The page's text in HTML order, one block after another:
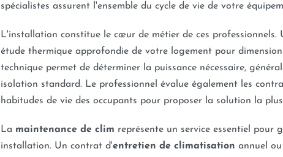
spécialistes assurent l'ensemble du cycle de vie de votre
L'installation constitue le cœur de métier de ces
étude thermique approfondie de votre logement pour
technique permet de déterminer la puissance nécessaire,
isolation standard. Le professionnel évalue également les
habitudes de vie des occupants pour proposer la solution la
La maintenance de clim représente un service essentiel pour
installation. Un contrat d'entretien de climatisation annuel